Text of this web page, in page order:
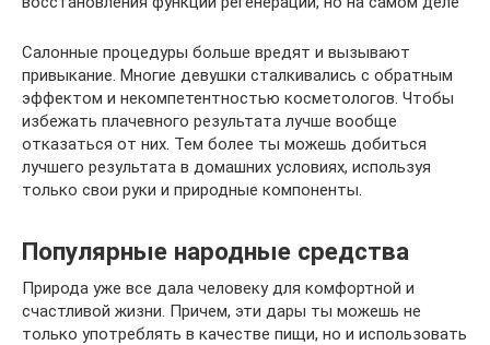
Салонные процедуры больше вредят и вызывают
привыкание. Многие девушки сталкивались с обратным
эффектом и некомпетентностью косметологов. Чтобы
избежать плачевного результата лучше вообще
отказаться от них. Тем более ты можешь добиться
лучшего результата в домашних условиях, используя
только свои руки и природные компоненты.
Популярные народные средства
Природа уже все дала человеку для комфортной и
счастливой жизни. Причем, эти дары ты можешь не
только употреблять в качестве пищи, но и использовать